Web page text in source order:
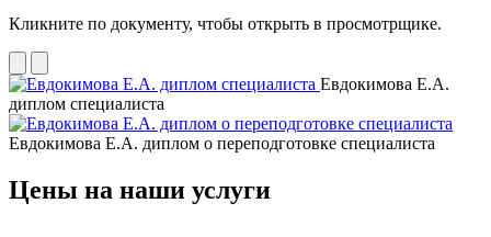
Кликните по документу, чтобы открыть в просмотрщике.
Евдокимова Е.А.
диплом специалиста
Евдокимова Е.А. диплом о переподготовке специалиста
Цены на наши услуги